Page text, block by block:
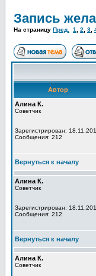
Запись
На страницу Пред. 1 2 3
Автор
Алина К.
Советчик
Зарегистрирован:
Сообщения: 212
Вернуться к началу
Алина К.
Советчик
Зарегистрирован:
Сообщения: 212
Вернуться к началу
Алина К.
Советчик